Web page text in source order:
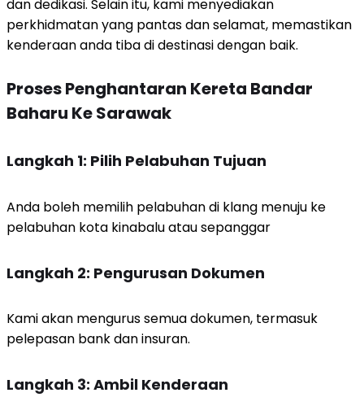
dan dedikasi. Selain itu, kami menyediakan
perkhidmatan yang pantas dan selamat, memastikan
kenderaan anda tiba di destinasi dengan baik.
Proses Penghantaran Kereta Bandar
Baharu Ke Sarawak
Langkah 1: Pilih Pelabuhan Tujuan
Anda boleh memilih pelabuhan di klang menuju ke
pelabuhan kota kinabalu atau sepanggar
Langkah 2: Pengurusan Dokumen
Kami akan mengurus semua dokumen, termasuk
pelepasan bank dan insuran.
Langkah 3: Ambil Kenderaan